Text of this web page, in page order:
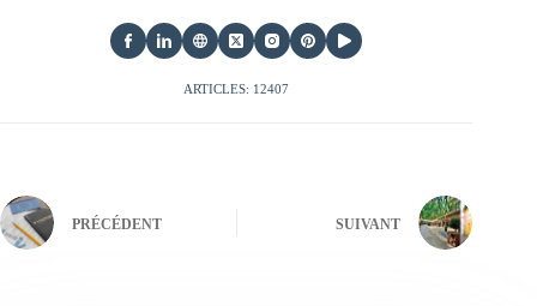
ARTICLES: 12407
PRÉCÉDENT SUIVANT